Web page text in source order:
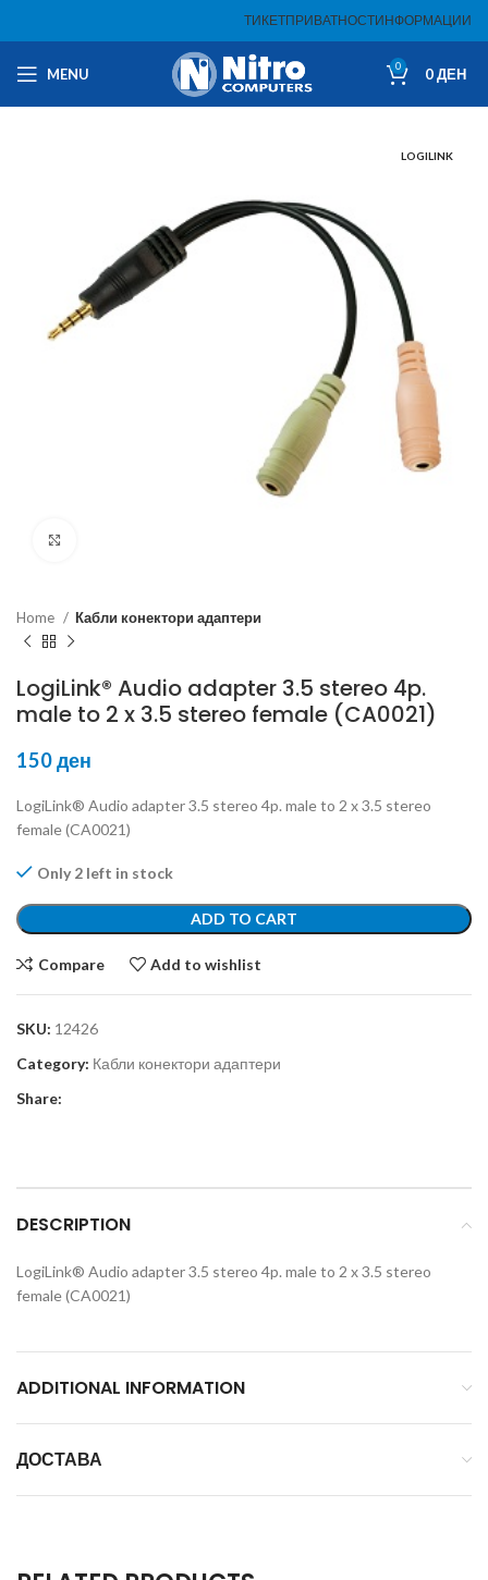
ТИКЕТПРИВАТНОСТИНФОРМАЦИИ
MENU 0 0ДЕН
LOGILINK
Home Кабли конектори адаптери
LogiLink® Audio adapter 3.5 stereo 4p.
male to 2 x 3.5 stereo female (CA0021)
150ден
LogiLink® Audio adapter 3.5 stereo 4p. male to 2 x 3.5 stereo
female (CA0021)
Only 2 left in stock
ADD TO CART
Compare Add to wishlist
SKU: 12426
Category: Кабли конектори адаптери
Share:
DESCRIPTION
LogiLink® Audio adapter 3.5 stereo 4p. male to 2 x 3.5 stereo
female (CA0021)
ADDITIONAL INFORMATION
ДОСТАВА